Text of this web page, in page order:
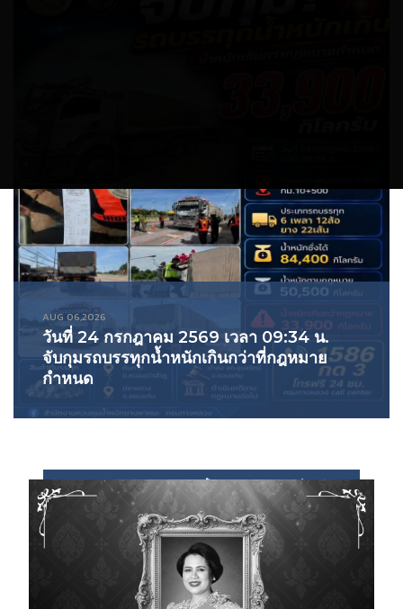
×
AUG 06,2026
วันที่ 24 กรกฎาคม 2569 เวลา 09:34 น.
จับกุมรถบรรทุกน้ำหนักเกินกว่าที่กฎหมาย
กำหนด
กิจกรรม สำนักงานควบคุมน้ำหนักยานพาหนะ ทั้งหมด